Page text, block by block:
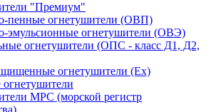
"Премиум"
пенные огнетушители (ОВП)
эмульсионные огнетушители (ОВЭ)
огнетушители (ОПС - класс Д1, Д2,
огнетушители (Ex)
МРС (морской регистр